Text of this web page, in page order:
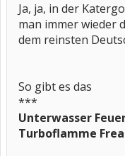
Ja, ja, in der
man immer wieder
dem reinsten
So gibt es das
***
Unterwasser
Turboflamme